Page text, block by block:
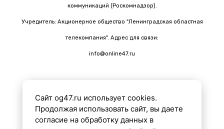
коммуникаций (Роскомнадзор).
Учредитель: Акционерное общество "Ленинградская областная
телекомпания". Адрес для связи:
info@online47.ru
Все материалы на сайте подготовлены с помощью ИИ
Сайт og47.ru использует cookies.
Продолжая использовать сайт, вы даете
согласие на обработку данных в